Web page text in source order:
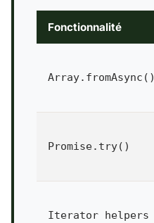
Fonctionnalité
Array.fromAsync()
Promise.try()
Iterator helpers